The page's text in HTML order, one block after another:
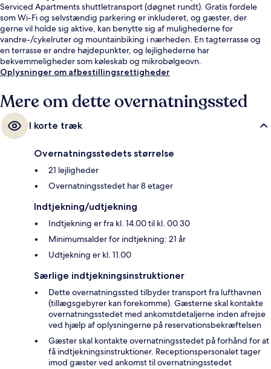
Serviced Apartments shuttletransport (døgnet rundt). Gratis fordele
som Wi-Fi og selvstændig parkering er inkluderet, og gæster, der
gerne vil holde sig aktive, kan benytte sig af mulighederne for
vandre-/cykelruter og mountainbiking i nærheden. En tagterrasse og
en terrasse er andre højdepunkter, og lejlighederne har
bekvemmeligheder som køleskab og mikrobølgeovn.
Oplysninger om afbestillingsrettigheder
Mere om dette overnatningssted
I korte træk
Overnatningsstedets størrelse
21 lejligheder
Overnatningsstedet har 8 etager
Indtjekning/udtjekning
Indtjekning er fra kl. 14.00 til kl. 00.30
Minimumsalder for indtjekning: 21 år
Udtjekning er kl. 11.00
Særlige indtjekningsinstruktioner
Dette overnatningssted tilbyder transport fra lufthavnen
(tillægsgebyrer kan forekomme). Gæsterne skal kontakte
overnatningsstedet med ankomstdetaljerne inden afrejse
ved hjælp af oplysningerne på reservationsbekræftelsen
Gæster skal kontakte overnatningsstedet på forhånd for at
få indtjekningsinstruktioner. Receptionspersonalet tager
imod gæster ved ankomst til overnatningsstedet